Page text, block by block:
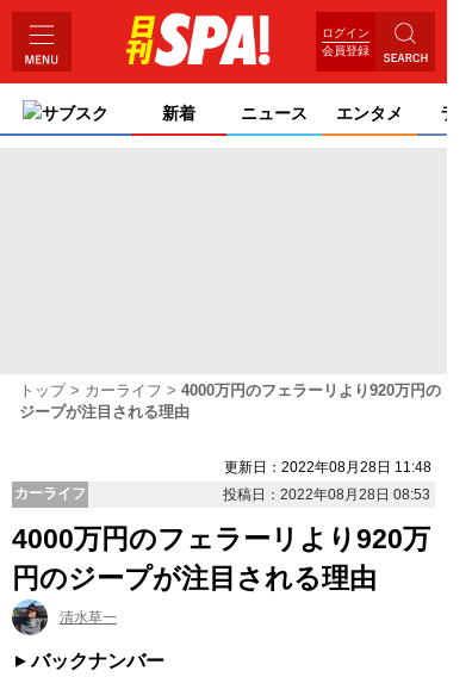
ログイン
会員登録
サブスク 新着 ニュース エンタメ ライ
トップ カーライフ
4000万円のフェラーリより920万円の
ジープが注目される理由
更新日：2022年08月28日 11:48
カーライフ
投稿日：2022年08月28日 08:53
4000万円のフェラーリより920万
円のジープが注目される理由
清水草一
バックナンバー